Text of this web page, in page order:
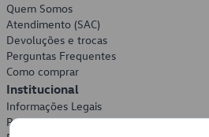
Quem Somos
Atendimento (SAC)
Devoluções e trocas
Perguntas Frequentes
Como comprar
Institucional
Informações Legais
Política de Privacidade